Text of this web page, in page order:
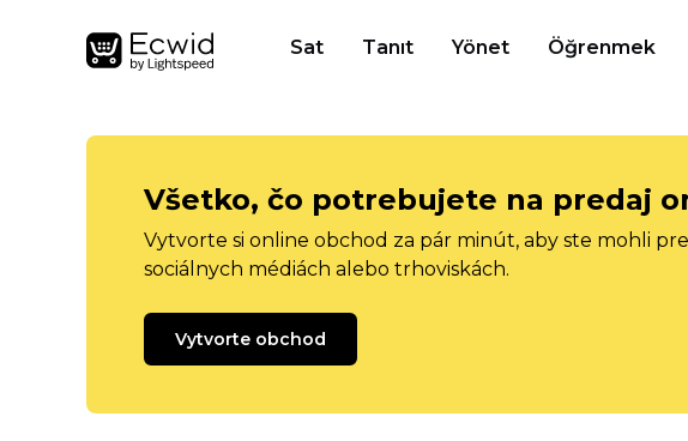
Sat Tanıt Yönet Öğrenmek
Všetko, čo potrebujete na predaj
Vytvorte si online obchod za pár minút, aby ste mohli
sociálnych médiách alebo trhoviskách.
Vytvorte obchod